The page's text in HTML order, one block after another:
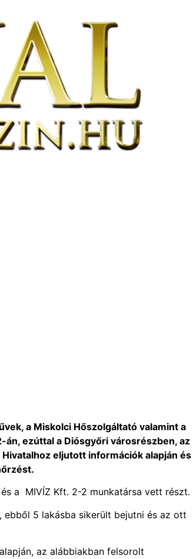
a Miskolci Hőszolgáltató valamint a
ezúttal a Diósgyőri városrészben, az
eljutott információk alapján és
a MIVÍZ Kft. 2-2 munkatársa vett részt.
ebből 5 lakásba sikerült bejutni és az ott
az alábbiakban felsorolt